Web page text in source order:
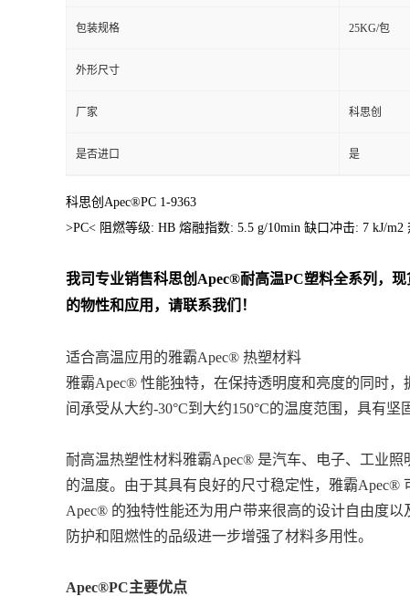
包装规格 25KG/包
外形尺寸
厂家 科思创
是否进口 是
科思创Apec®PC 1-9363
>PC< 阻燃等级: HB 熔融指数: 5.5 g/10min 缺口冲击: 7 kJ/m2
我司专业销售科思创 Apec®耐高温PC塑料全系列 ，
的物性和应用，请联系我们！
适合高温应用的雅霸Apec® 热塑材料
雅霸Apec® 性能独特，在保持透明度和亮度的同时
间承受从大约-30°C到大约150°C的温度范围，具有坚
耐高温热塑性材料雅霸Apec® 是汽车、电子、工业
的温度。由于其具有良好的尺寸稳定性，雅霸
Apec® 的独特性能还为用户带来很高的设计自由度
防护和阻燃性的品级进一步增强了材料多用性。
Apec®PC主要优点